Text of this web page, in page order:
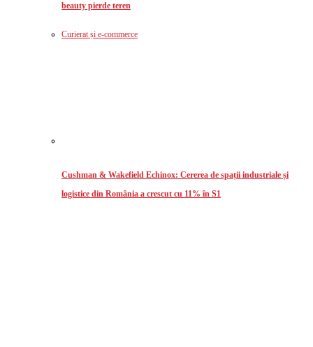
beauty pierde teren
Curierat și e-commerce
Cushman & Wakefield Echinox: Cererea de spații industriale și
logistice din România a crescut cu 11% în S1